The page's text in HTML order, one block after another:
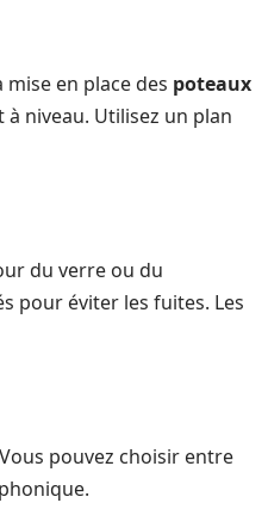
mise en place des poteaux
niveau. Utilisez un plan
du verre ou du
pour éviter les fuites. Les
pouvez choisir entre